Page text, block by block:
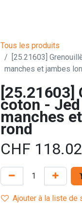
Tous les produits
[25.21603]
manches et jambes
[25.21603]
coton -
manches
rond
CHF 118.02
Ajouter à la liste de